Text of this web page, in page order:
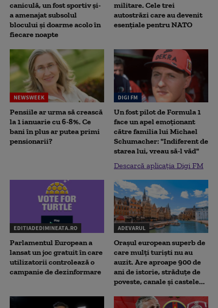
caniculă, un fost sportiv și-
a amenajat subsolul
blocului și doarme acolo în
fiecare noapte
militare. Cele trei
autostrăzi care au devenit
esențiale pentru NATO
NEWSWEEK
Pensiile ar urma să crească
la 1 ianuarie cu 6-8%. Ce
bani în plus ar putea primi
pensionarii?
DIGI FM
Un fost pilot de Formula 1
face un apel emoționant
către familia lui Michael
Schumacher: "Indiferent de
starea lui, vreau să-l văd"
Descarcă aplicația Digi FM
EDITIADEDIMINEATA.RO
Parlamentul European a
lansat un joc gratuit în care
utilizatorii controlează o
campanie de dezinformare
ADEVARUL
Orașul european superb de
care mulți turiști nu au
auzit. Are aproape 900 de
ani de istorie, străduțe de
poveste, canale și castele...